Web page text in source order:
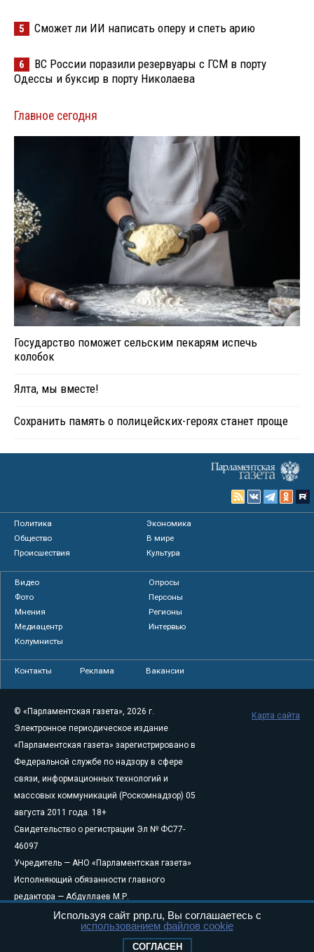
5 Сможет ли ИИ написать оперу и спеть арию
6
ВС России поразили резервуары с ГСМ в порту
Одессы и буксир в порту Николаева
Главное сегодня
Государство поможет сельским пекарям испечь
колобок
Ялта, мы вместе!
Сохранить память о полицейских-героях станет проще
Политика
Экономика
Общество
В мире
Происшествия
Культура
Видео
Опросы
Фото
Персоны
Мнения
Регионы
Медиацентр
Интервью
Колумнисты
Контакты Реклама Вакансии
© «Парламентская газета», 2026 г.
Электронное периодическое издание
«Парламентская газета» зарегистрировано в
Федеральной службе по надзору в сфере
связи, информационных технологий и
массовых коммуникаций (Роскомнадзор) 05
августа 2011 года. 18+
Свидетельство о регистрации Эл № ФС77-
46097
Учредитель — АНО «Парламентская газета»
Исполняющий обязанности главного
редактора — Абдуллаев М.Р.
Тел.: +7 (495) 637–69–79 E-mail:pg@pnp.ru
Федерального Собрания РФ. Издается с 1997 года. Учредители
Карта сайта
Используя сайт pnp.ru, Вы соглашаетесь с
использованием файлов cookie
СОГЛАСЕН